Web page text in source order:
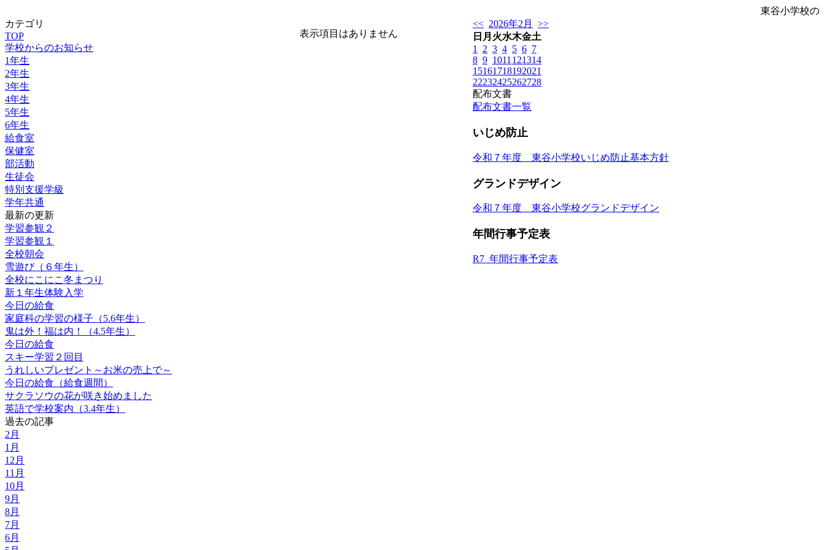
東谷小学校の
カテゴリ
TOP
学校からのお知らせ
1年生
2年生
3年生
4年生
5年生
6年生
給食室
保健室
部活動
生徒会
特別支援学級
学年共通
最新の更新
学習参観２
学習参観１
全校朝会
雪遊び（６年生）
全校にこにこ冬まつり
新１年生体験入学
今日の給食
家庭科の学習の様子（5.6年生）
鬼は外！福は内！（4.5年生）
今日の給食
スキー学習２回目
うれしいプレゼント～お米の売上で～
今日の給食（給食週間）
サクラソウの花が咲き始めました
英語で学校案内（3.4年生）
過去の記事
2月
1月
12月
11月
10月
9月
8月
7月
6月
表示項目はありません
<< 2026年2月
>>
日 月 火水木金土
1
2 3 4 5 6 7
8 9 1011 121314
15161718192021
22232425262728
配布文書
配布文書一覧
いじめ防止
令和７年度 東谷小学校いじめ防止基本方針
グランドデザイン
令和７年度 東谷小学校グランドデザイン
年間行事予定表
R7_年間行事予定表